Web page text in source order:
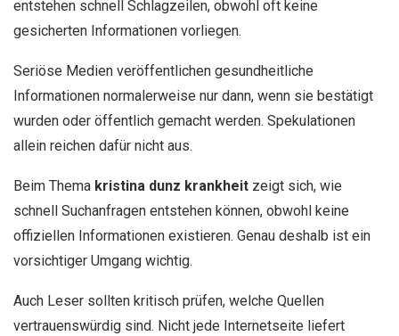
entstehen schnell Schlagzeilen, obwohl oft keine
gesicherten Informationen vorliegen.
Seriöse Medien veröffentlichen gesundheitliche
Informationen normalerweise nur dann, wenn sie bestätigt
wurden oder öffentlich gemacht werden. Spekulationen
allein reichen dafür nicht aus.
Beim Thema kristina dunz krankheit zeigt sich, wie
schnell Suchanfragen entstehen können, obwohl keine
offiziellen Informationen existieren. Genau deshalb ist ein
vorsichtiger Umgang wichtig.
Auch Leser sollten kritisch prüfen, welche Quellen
vertrauenswürdig sind. Nicht jede Internetseite liefert